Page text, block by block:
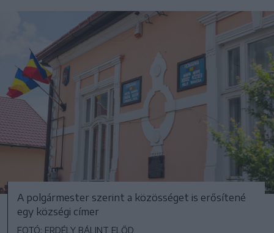
A polgármester szerint a közösséget is erősítené
egy községi címer
FOTÓ: ERDÉLY BÁLINT ELŐD